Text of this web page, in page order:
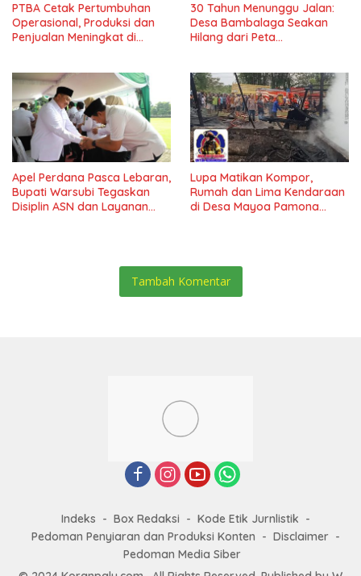
PTBA Cetak Pertumbuhan
Operasional, Produksi dan
Penjualan Meningkat di
30 Tahun Menunggu Jalan:
Desa Bambalaga Seakan
Hilang dari Peta
Apel Perdana Pasca Lebaran,
Bupati Warsubi Tegaskan
Disiplin ASN dan Layanan
Lupa Matikan Kompor,
Rumah dan Lima Kendaraan
di Desa Mayoa Pamona
Tambah Komentar
Indeks Box Redaksi
Kode Etik Jurnlistik
Pedoman Penyiaran dan Produksi Konten
Disclaimer
Pedoman Media Siber